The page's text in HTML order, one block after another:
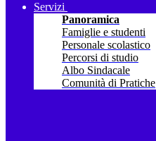
Servizi
Panoramica
Famiglie e studenti
Personale scolastico
Percorsi di studio
Albo Sindacale
Comunità di Pratiche